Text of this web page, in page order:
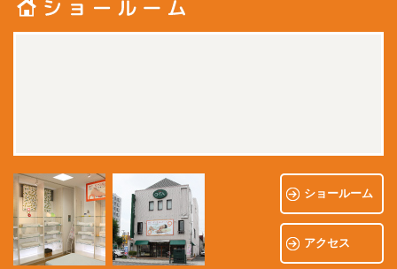
ショールーム
アクセス